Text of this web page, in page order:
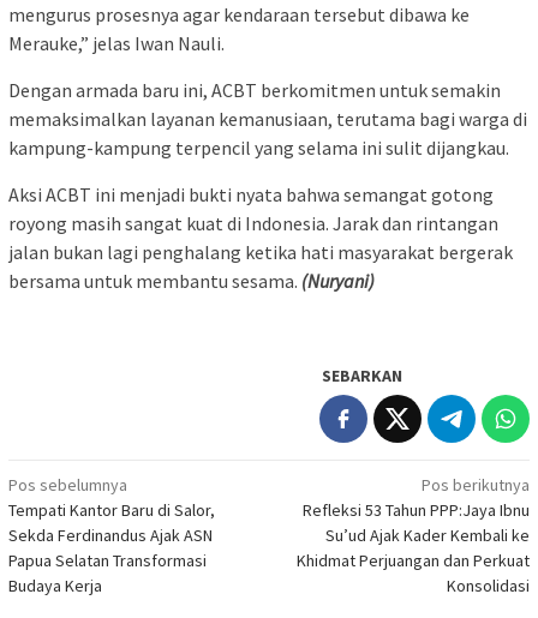
mengurus prosesnya agar kendaraan tersebut dibawa ke
Merauke,” jelas Iwan Nauli.
Dengan armada baru ini, ACBT berkomitmen untuk semakin
memaksimalkan layanan kemanusiaan, terutama bagi warga di
kampung-kampung terpencil yang selama ini sulit dijangkau.
Aksi ACBT ini menjadi bukti nyata bahwa semangat gotong
royong masih sangat kuat di Indonesia. Jarak dan rintangan
jalan bukan lagi penghalang ketika hati masyarakat bergerak
bersama untuk membantu sesama. (Nuryani)
SEBARKAN
Navigasi
pos
Pos sebelumnya
Tempati Kantor Baru di Salor,
Sekda Ferdinandus Ajak ASN
Papua Selatan Transformasi
Budaya Kerja
Pos berikutnya
Refleksi 53 Tahun PPP:Jaya Ibnu
Su’ud Ajak Kader Kembali ke
Khidmat Perjuangan dan Perkuat
Konsolidasi